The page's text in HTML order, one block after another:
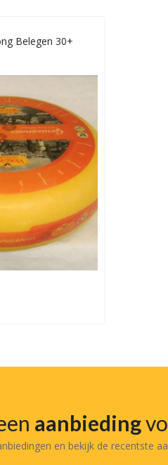
Belegen 30+
aanbieding
en bekijk de recentste